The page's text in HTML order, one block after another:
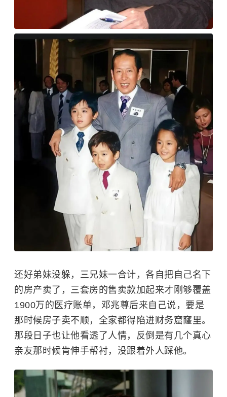
还好弟妹没躲，三兄妹一合计，各自把自己名下
的房产卖了，三套房的售卖款加起来才刚够覆盖
1900万的医疗账单，邓兆尊后来自己说，要是
那时候房子卖不顺，全家都得陷进财务窟窿里。
那段日子也让他看透了人情，反倒是有几个真心
亲友那时候肯伸手帮衬，没跟着外人踩他。